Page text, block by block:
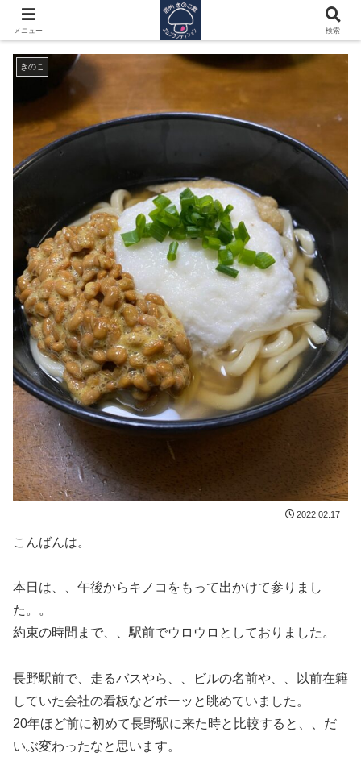
昔から来た、今のワタシ
きのこ
2022.02.17
こんばんは。
本日は、、午後からキノコをもって出かけて参りまし
た。。
約束の時間まで、、駅前でウロウロとしておりました。
長野駅前で、走るバスやら、、ビルの名前や、、以前在籍
していた会社の看板などボーッと眺めていました。
20年ほど前に初めて長野駅に来た時と比較すると、、だ
いぶ変わったなと思います。
メニュー 検索